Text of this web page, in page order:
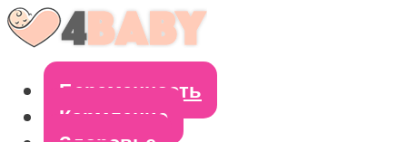
Беременность
Кормление